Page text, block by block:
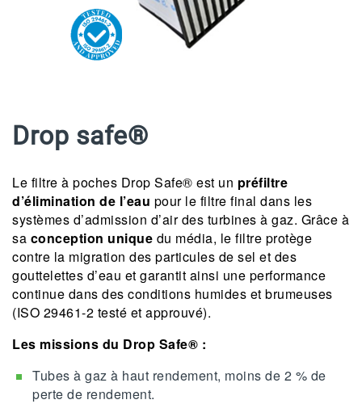
Drop safe®
Le filtre à poches Drop Safe® est un préfiltre
d’élimination de l’eau pour le filtre final dans les
systèmes d’admission d’air des turbines à gaz. Grâce à
sa conception unique du média, le filtre protège
contre la migration des particules de sel et des
gouttelettes d’eau et garantit ainsi une performance
continue dans des conditions humides et brumeuses
(ISO 29461-2 testé et approuvé).
Les missions du Drop Safe® :
Tubes à gaz à haut rendement, moins de 2 % de
perte de rendement.